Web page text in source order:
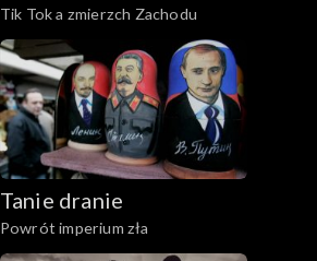
Tik Tok a zmierzch Zachodu
Tanie dranie
Powrót imperium zła